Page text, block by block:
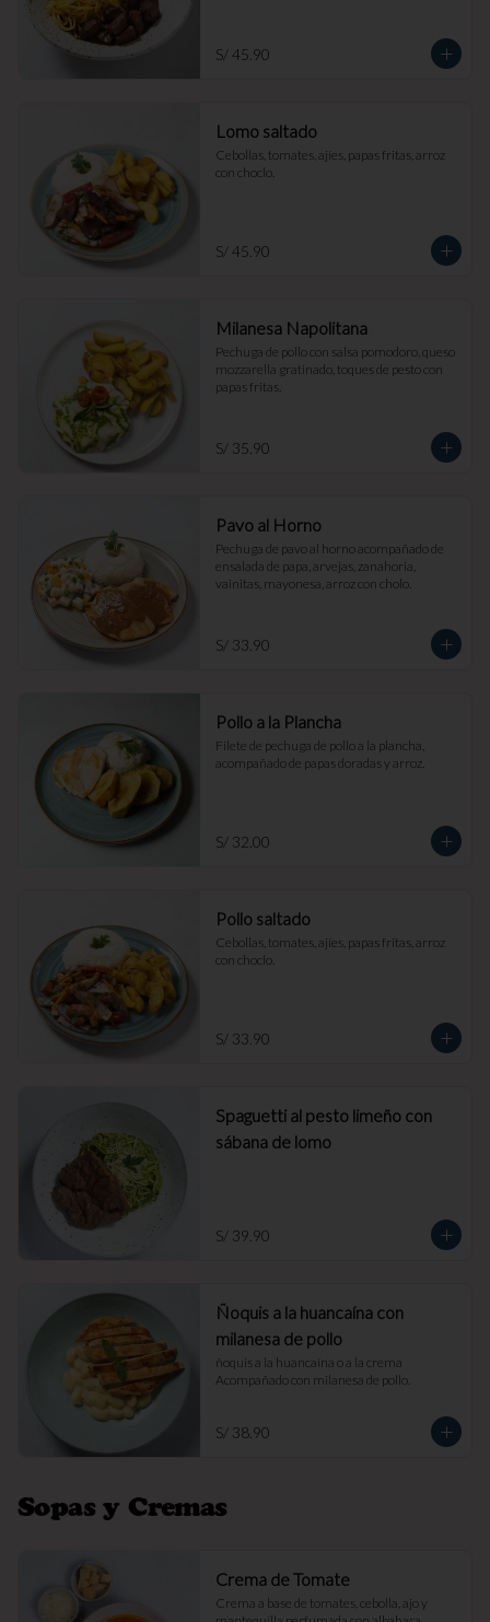
S/ 45.90
Lomo saltado
Cebollas, tomates, ajíes, papas fritas, arroz
con choclo.
S/ 45.90
Milanesa Napolitana
Pechuga de pollo con salsa pomodoro, queso
mozzarella gratinado, toques de pesto con
papas fritas.
S/ 35.90
Pavo al Horno
Pechuga de pavo al horno acompañado de
ensalada de papa, arvejas, zanahoria,
vainitas, mayonesa, arroz con cholo.
S/ 33.90
Pollo a la Plancha
Filete de pechuga de pollo a la plancha,
acompañado de papas doradas y arroz.
S/ 32.00
Pollo saltado
Cebollas, tomates, ajíes, papas fritas, arroz
con choclo.
S/ 33.90
Spaguetti al pesto limeño con
sábana de lomo
S/ 39.90
Ñoquis a la huancaína con
milanesa de pollo
ñoquis a la huancaína o a la crema
Acompañado con milanesa de pollo.
S/ 38.90
Sopas y Cremas
Crema de Tomate
Crema a base de tomates, cebolla, ajo y